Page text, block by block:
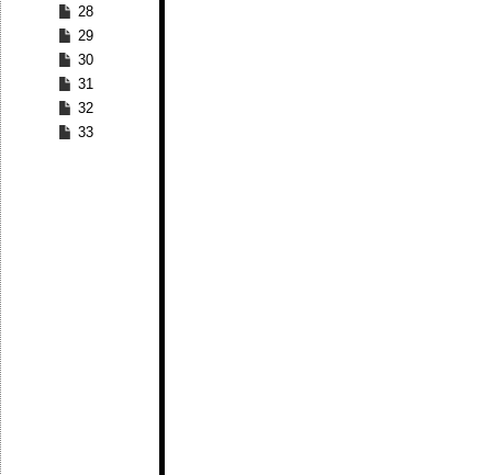
28
29
30
31
32
33